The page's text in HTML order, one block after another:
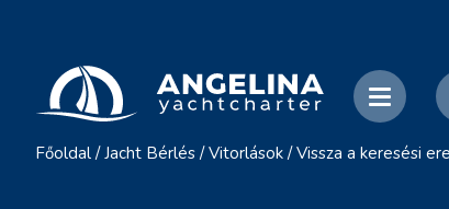
Főoldal / Jacht Bérlés / Vitorlások / Vissza a keresési